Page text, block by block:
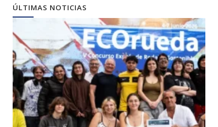
ÚLTIMAS NOTICIAS